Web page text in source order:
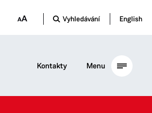
Vyhledávání English
Kontakty Menu